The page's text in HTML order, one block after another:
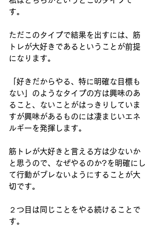
す。
ただこのタイプで結果を出すには、筋
トレが大好きであるということが前提
になります。
「好きだからやる、特に明確な目標も
ない」のようなタイプの方は興味のあ
ること、ないことがはっきりしていま
すが興味があるものには凄まじいエネ
ルギーを発揮します。
筋トレが大好きと言える方は少ないか
と思うので、なぜやるのか?を明確にし
て行動がブレないようにすることが大
切です。
２つ目は同じことをやる続けることで
す。